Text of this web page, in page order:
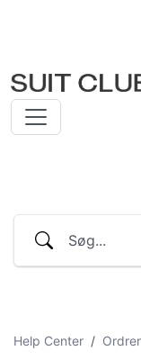
Help Center Ordrer